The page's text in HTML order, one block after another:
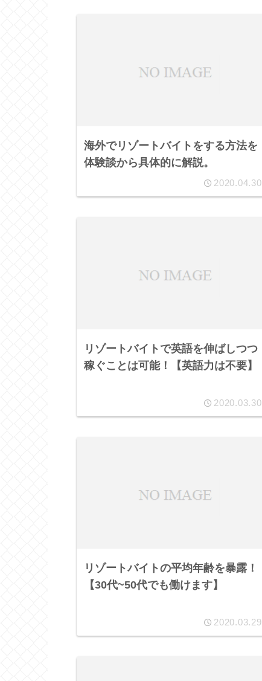
海外でリゾートバイトをする方法を
体験談から具体的に解説。
2020.04.30
リゾートバイトで英語を伸ばしつつ
稼ぐことは可能！【英語力は不要】
2020.03.30
リゾートバイトの平均年齢を暴露！
【30代~50代でも働けます】
2020.03.29